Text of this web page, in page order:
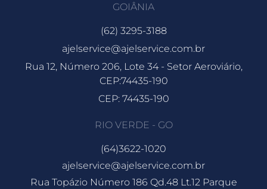
GOIÂNIA
(62) 3295-3188
ajelservice@ajelservice.com.br
Rua 12, Número 206, Lote 34 - Setor Aeroviário,
CEP:74435-190
CEP: 74435-190
RIO VERDE - GO
(64)3622-1020
ajelservice@ajelservice.com.br
Rua Topázio Número 186 Qd.48 Lt.12 Parque